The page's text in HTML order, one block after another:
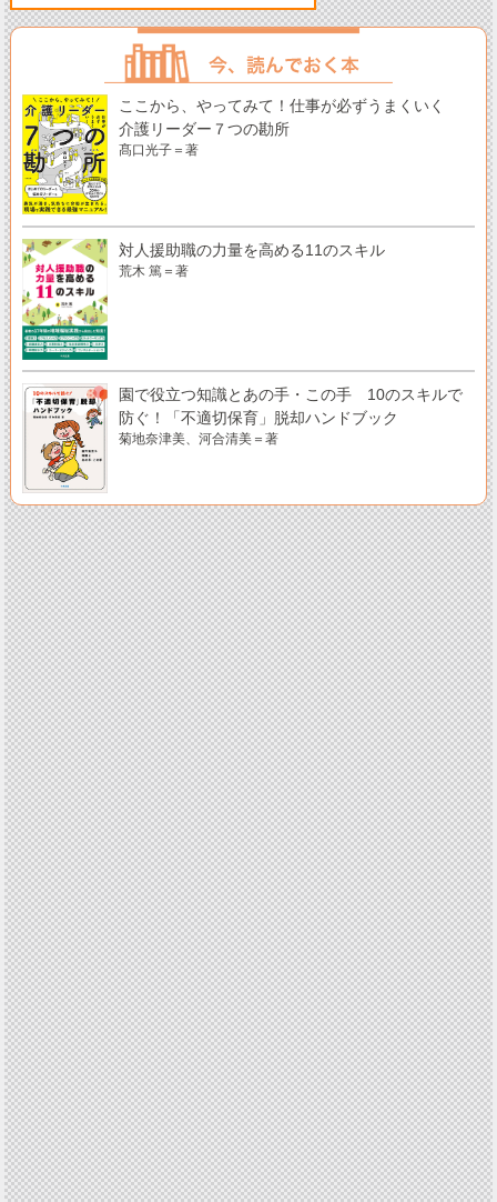
ここから、やってみて！仕事が必ずうまくいく
介護リーダー７つの勘所
髙口光子＝著
対人援助職の力量を高める11のスキル
荒木 篤＝著
園で役立つ知識とあの手・この手 10のスキルで
防ぐ！「不適切保育」脱却ハンドブック
菊地奈津美、河合清美＝著